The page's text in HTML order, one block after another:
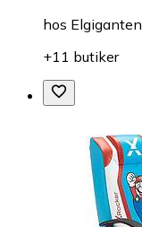
hos Elgiganten
+11 butiker